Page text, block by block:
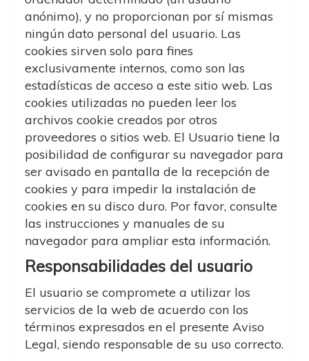
anónimo), y no proporcionan por sí mismas
ningún dato personal del usuario. Las
cookies sirven solo para fines
exclusivamente internos, como son las
estadísticas de acceso a este sitio web. Las
cookies utilizadas no pueden leer los
archivos cookie creados por otros
proveedores o sitios web. El Usuario tiene la
posibilidad de configurar su navegador para
ser avisado en pantalla de la recepción de
cookies y para impedir la instalación de
cookies en su disco duro. Por favor, consulte
las instrucciones y manuales de su
navegador para ampliar esta información.
Responsabilidades del usuario
El usuario se compromete a utilizar los
servicios de la web de acuerdo con los
términos expresados en el presente Aviso
Legal, siendo responsable de su uso correcto.